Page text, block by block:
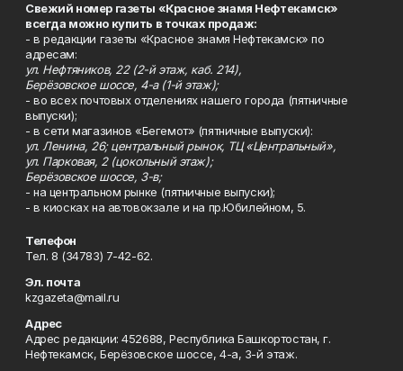
Свежий номер газеты «Красное знамя Нефтекамск»
всегда можно купить в точках продаж:
- в редакции газеты «Красное знамя Нефтекамск» по
адресам:
ул. Нефтяников, 22 (2-й этаж, каб. 214),
Берёзовское шоссе, 4-а (1-й этаж);
- во всех почтовых отделениях нашего города (пятничные
выпуски);
- в сети магазинов «Бегемот» (пятничные выпуски):
ул. Ленина, 26; центральный рынок, ТЦ «Центральный»,
ул. Парковая, 2 (цокольный этаж);
Берёзовское шоссе, 3-в;
- на центральном рынке (пятничные выпуски);
- в киосках на автовокзале и на пр.Юбилейном, 5.
Телефон
Тел. 8 (34783) 7-42-62.
Эл. почта
kzgazeta@mail.ru
Адрес
Адрес редакции: 452688, Республика Башкортостан, г.
Нефтекамск, Берёзовское шоссе, 4-а, 3-й этаж.